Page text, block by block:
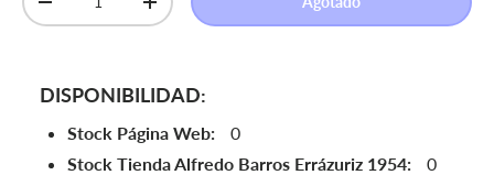
Disminuir cantidadAumentar la cantidad
DISPONIBILIDAD:
Stock Página Web:
0
Stock Tienda Alfredo Barros Errázuriz 1954:
0